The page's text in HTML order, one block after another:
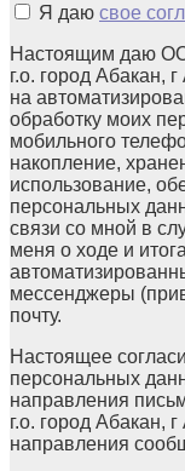
Я даю свое
Настоящим даю
г.о. город Абакан,
на
обработку моих
мобильного
накопление,
использование,
персональных
связи со мной в
меня о ходе и
мессенджеры
почту.
Настоящее
персональных
направления
г.о. город Абакан,
направления